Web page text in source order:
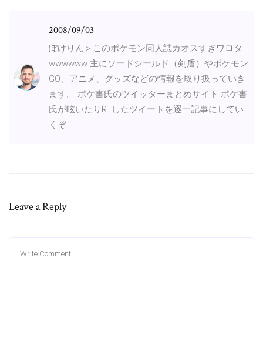
2008/09/03
ぽけりん＞このポケモン同人誌カオスすぎワロタ
wwwwww 主にソードシールド（剣盾）やポケモン
GO、アニメ、グッズなどの情報を取り扱っていき
ます。 ポケ書氏のツイッターまとめサイト ポケ書
氏が呟いたりRTしたツイートを逐一記事にしてい
くぞ
Leave a Reply